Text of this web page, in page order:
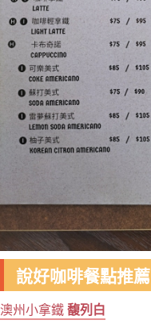
說好咖啡餐點推薦
澳州小拿鐵 馥列白